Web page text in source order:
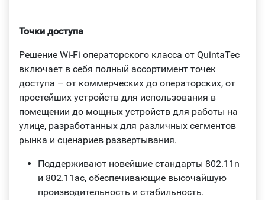
Точки доступа
Решение Wi‑Fi операторского класса от QuintaTec
включает в себя полный ассортимент точек
доступа – от коммерческих до операторских, от
простейших устройств для использования в
помещении до мощных устройств для работы на
улице, разработанных для различных сегментов
рынка и сценариев развертывания.
Поддерживают новейшие стандарты 802.11n
и 802.11ac, обеспечивающие высочайшую
производительность и стабильность.